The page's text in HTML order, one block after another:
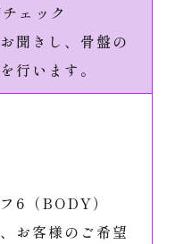
ェック
聞きし、骨盤の
行います。
6（BODY）
お客様のご希望